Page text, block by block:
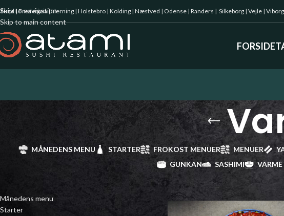
Skip to navigation
Skip to main content
|Fredericia|Herning | Holstebro | Kolding | Næstved | Odense | Randers | Silkeborg | Vejle | Viborg
FORSIDE
MÅNEDENS MENU STARTER FROKOST MENUER MENUER
GUNKAN
SASHIMI VARME
Månedens menu
Starter
Forside Varme retter